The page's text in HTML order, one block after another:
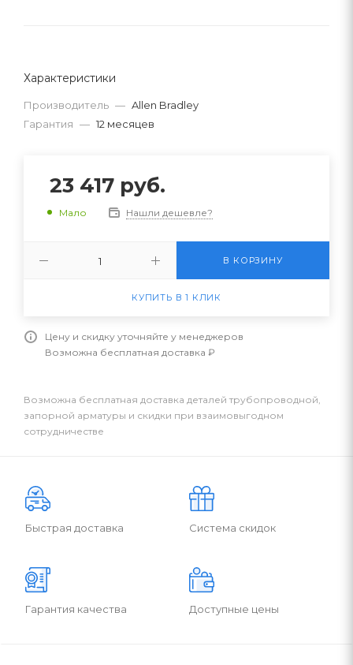
Характеристики
Производитель — Allen Bradley
Гарантия — 12 месяцев
23 417 руб.
Мало Нашли дешевле?
В КОРЗИНУ
КУПИТЬ В 1 КЛИК
Цену и скидку уточняйте у менеджеров
Возможна бесплатная доставка ₽
Возможна бесплатная доставка деталей трубопроводной,
запорной арматуры и скидки при взаимовыгодном
сотрудничестве
Быстрая доставка Система скидок
Гарантия качества Доступные цены